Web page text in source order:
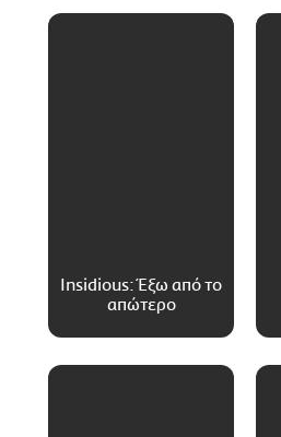
Insidious: Έξω από το
απώτερο